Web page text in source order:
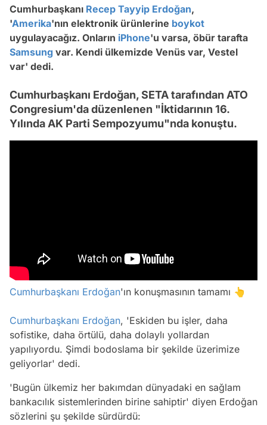
Cumhurbaşkanı Recep Tayyip Erdoğan,
'Amerika'nın elektronik ürünlerine boykot
uygulayacağız. Onların iPhone'u varsa, öbür tarafta
Samsung var. Kendi ülkemizde Venüs var, Vestel
var' dedi.
Cumhurbaşkanı Erdoğan, SETA tarafından ATO
Congresium'da düzenlenen "İktidarının 16.
Yılında AK Parti Sempozyumu"nda konuştu.
Cumhurbaşkanı Erdoğan'ın konuşmasının tamamı 👆
Cumhurbaşkanı Erdoğan, 'Eskiden bu işler, daha
sofistike, daha örtülü, daha dolaylı yollardan
yapılıyordu. Şimdi bodoslama bir şekilde üzerimize
geliyorlar' dedi.
'Bugün ülkemiz her bakımdan dünyadaki en sağlam
bankacılık sistemlerinden birine sahiptir' diyen Erdoğan
sözlerini şu şekilde sürdürdü: